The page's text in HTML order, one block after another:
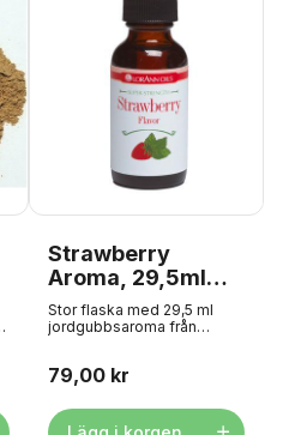
Strawberry
Aroma, 29,5ml
(Jordgubb)
Stor flaska med 29,5 ml
jordgubbsaroma från
starkare än vanliga aromer
professionell användning.
Aromen är lämplig för
79,00 kr